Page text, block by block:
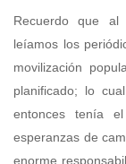
Recuerdo que al
leíamos los
movilización
planificado; lo
entonces tenía
esperanzas de
enorme